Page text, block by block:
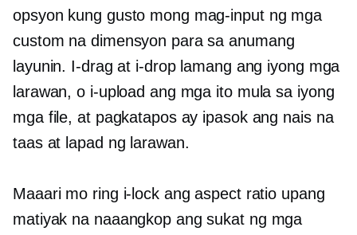
opsyon kung gusto mong mag-input ng mga
custom na dimensyon para sa anumang
layunin. I-drag at i-drop lamang ang iyong mga
larawan, o i-upload ang mga ito mula sa iyong
mga file, at pagkatapos ay ipasok ang nais na
taas at lapad ng larawan.
Maaari mo ring i-lock ang aspect ratio upang
matiyak na naaangkop ang sukat ng mga